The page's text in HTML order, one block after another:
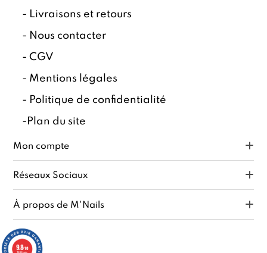
- Livraisons et retours
- Nous contacter
-CGV
- Mentions légales
- Politique de confidentialité
- Plan du site
Mon compte
Réseaux Sociaux
À propos de M'Nails
9.8/10